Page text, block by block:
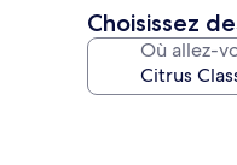
Choisissez
Où allez-